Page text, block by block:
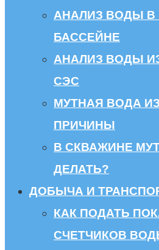
АНАЛИЗ ВОДЫ В
БАССЕЙНЕ
АНАЛИЗ ВОДЫ
СЭС
МУТНАЯ ВОДА
ПРИЧИНЫ
В СКВАЖИНЕ
ДЕЛАТЬ?
ДОБЫЧА И
КАК ПОДАТЬ
СЧЕТЧИКОВ